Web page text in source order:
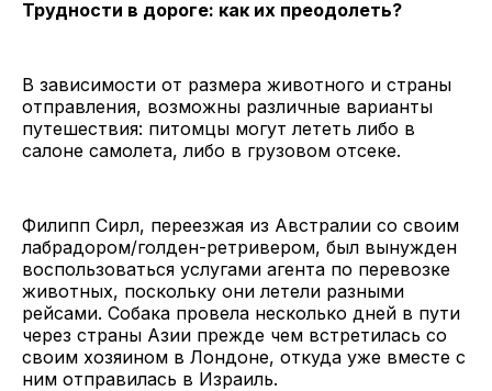
Трудности в дороге: как их преодолеть?
В зависимости от размера животного и страны
отправления, возможны различные варианты
путешествия: питомцы могут лететь либо в
салоне самолета, либо в грузовом отсеке.
Филипп Сирл, переезжая из Австралии со своим
лабрадором/голден-ретривером, был вынужден
воспользоваться услугами агента по перевозке
животных, поскольку они летели разными
рейсами. Собака провела несколько дней в пути
через страны Азии прежде чем встретилась со
своим хозяином в Лондоне, откуда уже вместе с
ним отправилась в Израиль.